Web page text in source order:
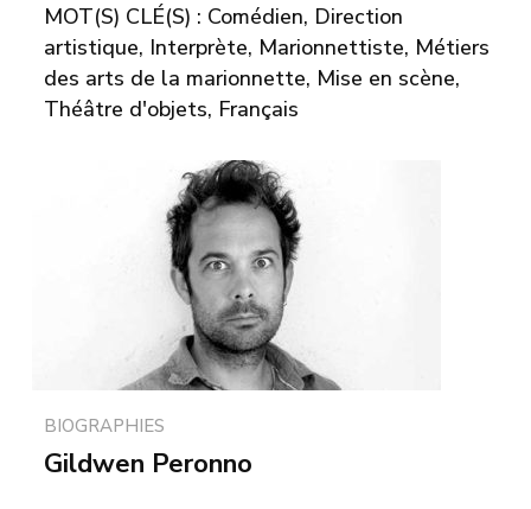
MOT(S) CLÉ(S) : Comédien, Direction
artistique, Interprète, Marionnettiste, Métiers
des arts de la marionnette, Mise en scène,
Théâtre d'objets, Français
BIOGRAPHIES
Gildwen Peronno